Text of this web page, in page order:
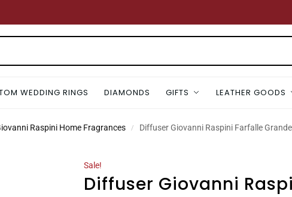
WEDDING RINGS DIAMONDS GIFTS LEATHER GOODS
Raspini Home Fragrances / Diffuser Giovanni Raspini Farfalle
Sale!
Diffuser Giovanni